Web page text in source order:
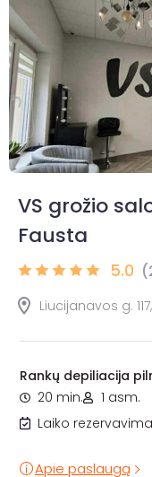
VS grožio
Fausta
5.0
Liucijanavos g.
Rankų depiliacija
20 min.
1 asm.
Laiko
Apie paslaugą